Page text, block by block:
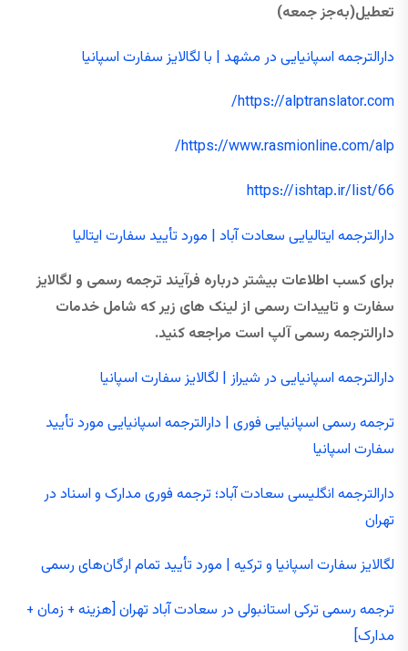
تعطیل(به‌جز جمعه)
دارالترجمه اسپانیایی در مشهد | با لگالایز سفارت اسپانیا
https://alptranslator.com/
https://www.rasmionline.com/alp/
https://ishtap.ir/list/66
دارالترجمه ایتالیایی سعادت آباد | مورد تأیید سفارت ایتالیا
برای کسب اطلاعات بیشتر درباره فرآیند ترجمه رسمی و لگالایز
سفارت و تاییدات رسمی از لینک های زیر که شامل خدمات
دارالترجمه رسمی آلپ است مراجعه کنید.
دارالترجمه اسپانیایی در شیراز | لگالایز سفارت اسپانیا
ترجمه رسمی اسپانیایی فوری | دارالترجمه اسپانیایی مورد تأیید
سفارت اسپانیا
دارالترجمه انگلیسی سعادت‌ آباد؛ ترجمه فوری مدارک و اسناد در
تهران
لگالایز سفارت اسپانیا و ترکیه | مورد تأیید تمام ارگان‌های رسمی
ترجمه رسمی ترکی استانبولی در سعادت آباد تهران [هزینه + زمان +
مدارک]